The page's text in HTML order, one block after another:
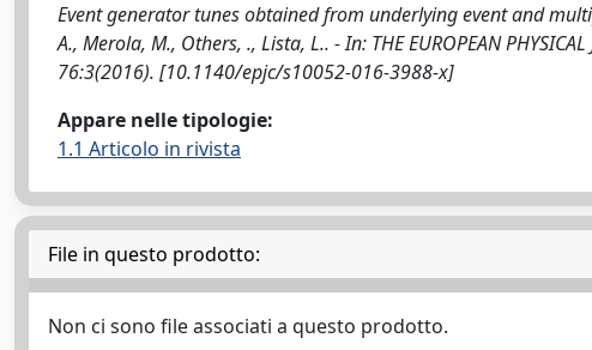
Event generator tunes obtained from underlying event and
A., Merola, M., Others, ., Lista, L.. - In: THE EUROPEAN
76:3(2016). [10.1140/epjc/s10052-016-3988-x]
Appare nelle tipologie:
1.1 Articolo in rivista
File in questo prodotto:
Non ci sono file associati a questo prodotto.